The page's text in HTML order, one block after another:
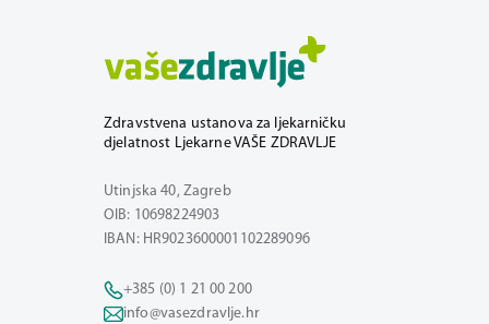
Zdravstvena ustanova za ljekarničku
djelatnost Ljekarne VAŠE ZDRAVLJE
Utinjska 40, Zagreb
OIB: 10698224903
IBAN: HR9023600001102289096
+385 (0) 1 21 00 200
info@vasezdravlje.hr